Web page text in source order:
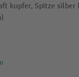
kupfer, Spitze